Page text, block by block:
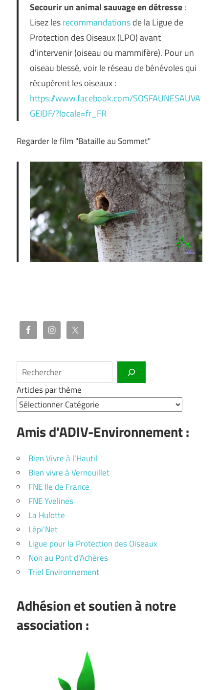
Secourir un animal sauvage en détresse:
Lisez lesrecommandationsde la Ligue de
Protection des Oiseaux (LPO) avant
d'intervenir (oiseau ou mammifère). Pour un
oiseau blessé, voir le réseau de bénévoles qui
récupèrent les oiseaux :
https://www.facebook.com/SOSFAUNESAUVA
GEIDF/?locale=fr_FR
Regarder le film "Bataille au Sommet"
Rechercher
Articles par thème
Amis d'ADIV-Environnement :
Bien Vivre à l'Hautil
Bien vivre à Vernouillet
FNE Ile de France
FNE Yvelines
La Hulotte
Lépi'Net
Ligue pour la Protection des Oiseaux
Non au Pont d'Achères
Triel Environnement
Adhésion et soutien à notre
association :